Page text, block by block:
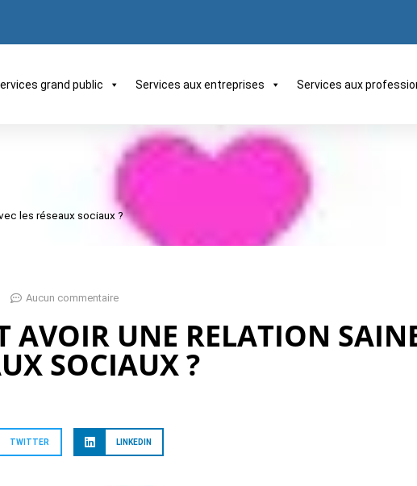
grand public Services aux entreprises Services aux
les réseaux sociaux ?
Aucun commentaire
AVOIR UNE RELATION
SOCIAUX ?
TWITTER LINKEDIN